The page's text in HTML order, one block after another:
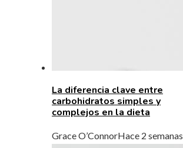
La diferencia clave entre
carbohidratos simples y
complejos en la dieta
Grace O’ConnorHace 2 semanas